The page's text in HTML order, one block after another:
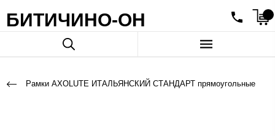
БИТИЧИНО-ОН
Рамки AXOLUTE ИТАЛЬЯНСКИЙ СТАНДАРТ прямоугольные